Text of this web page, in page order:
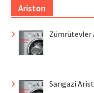
Ariston
Zümrütevler
Sarıgazi